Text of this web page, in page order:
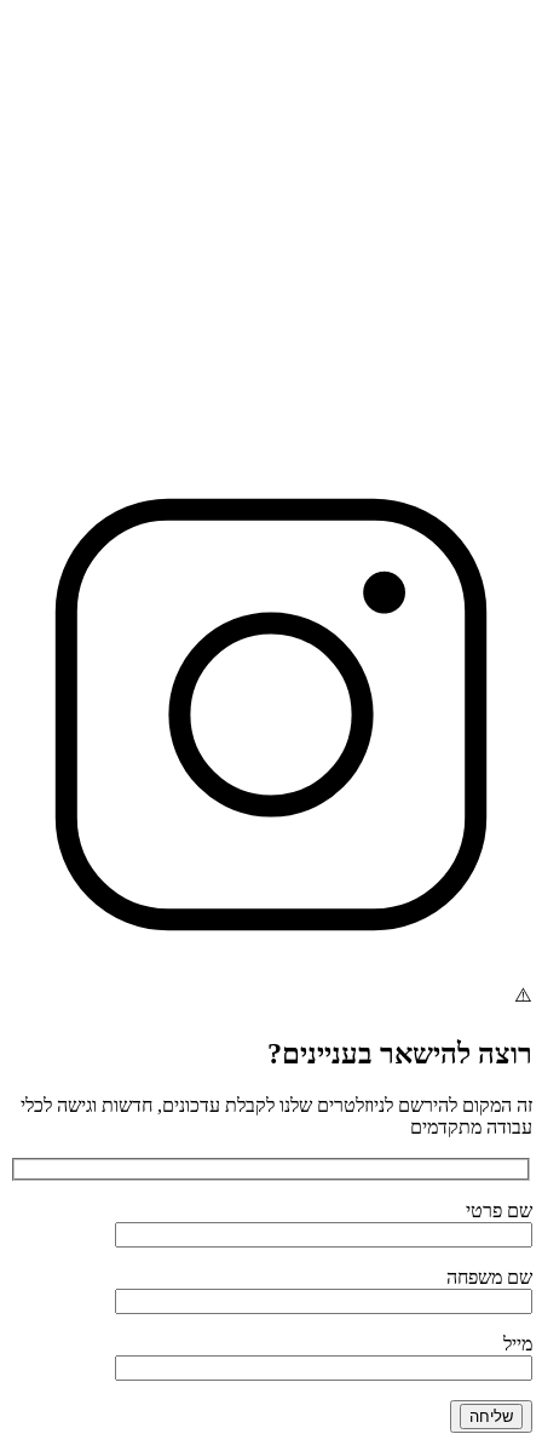
רוצה להישאר בעניינים?
זה המקום להירשם לניוזלטרים שלנו לקבלת עדכונים, חדשות וגישה לכלי
עבודה מתקדמים
שם פרטי
שם משפחה
מייל